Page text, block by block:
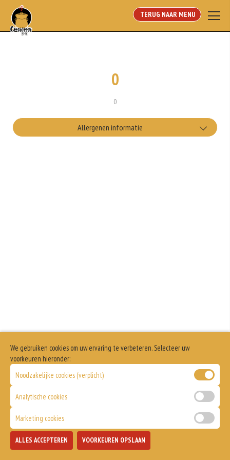
TERUG NAAR MENU
0
0
Allergenen informatie
We gebruiken cookies om uw ervaring te verbeteren. Selecteer uw
voorkeuren hieronder:
Noodzakelijke cookies (verplicht)
Analytische cookies
Marketing cookies
ALLES ACCEPTEREN VOORKEUREN OPSLAAN